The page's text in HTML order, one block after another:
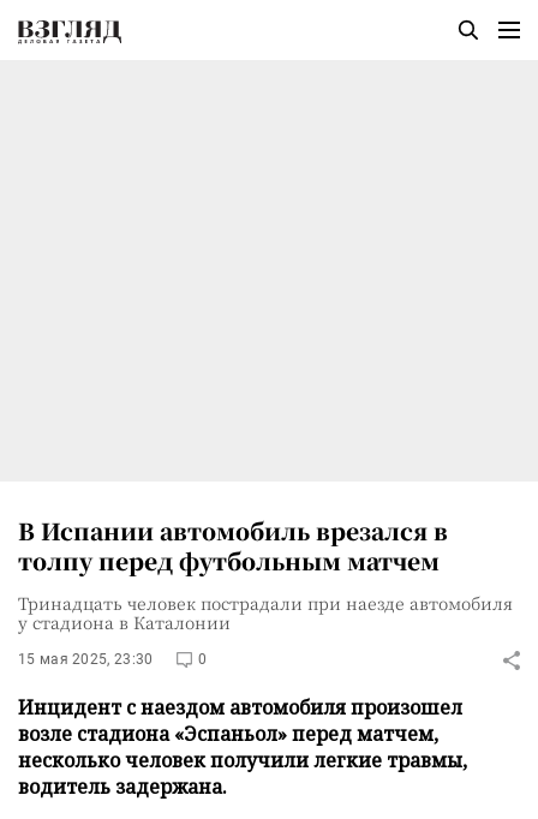
В Испании автомобиль врезался в
толпу перед футбольным матчем
Тринадцать человек пострадали при наезде автомобиля
у стадиона в Каталонии
15 мая 2025, 23:30 0
Инцидент с наездом автомобиля произошел
возле стадиона «Эспаньол» перед матчем,
несколько человек получили легкие травмы,
водитель задержана.